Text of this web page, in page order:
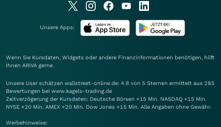
Unsere Apps:
Wenn Sie Kursdaten, Widgets oder andere Finanzinformationen benötigen, hilft
Ihnen ARIVA gerne.
Unsere User schätzen wallstreet-online.de: 4.8 von 5 Sternen ermittelt aus 285
Bewertungen bei www.kagels-trading.de
Zeitverzögerung der Kursdaten: Deutsche Börsen +15 Min. NASDAQ +15 Min.
NYSE +20 Min. AMEX +20 Min. Dow Jones +15 Min. Alle Angaben ohne Gewähr.
Werbehinweise: